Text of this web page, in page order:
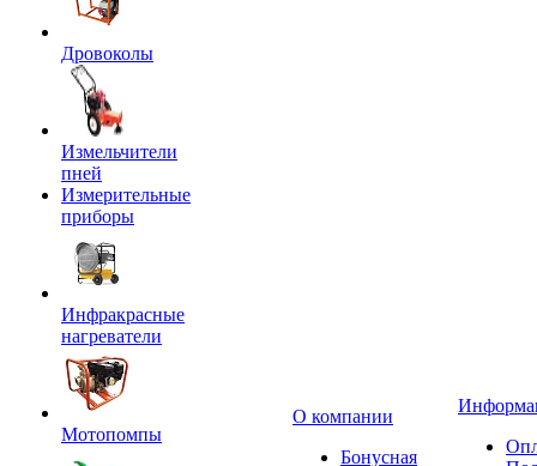
Дровоколы
Измельчители
пней
Измерительные
приборы
Инфракрасные
нагреватели
Мотопомпы
О компании
Бонусная